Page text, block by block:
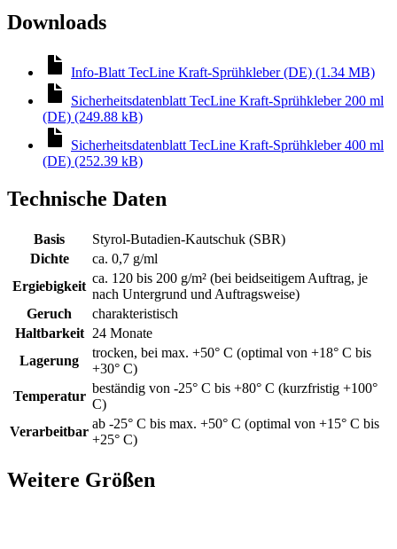
Downloads
Info-Blatt TecLine Kraft-Sprühkleber (DE) (1.34 MB)
Sicherheitsdatenblatt TecLine Kraft-Sprühkleber 200 ml
(DE) (249.88 kB)
Sicherheitsdatenblatt TecLine Kraft-Sprühkleber 400 ml
(DE) (252.39 kB)
Technische Daten
Basis
Styrol-Butadien-Kautschuk (SBR)
Dichte
ca. 0,7 g/ml
Ergiebigkeit
ca. 120 bis 200 g/m² (bei beidseitigem Auftrag, je
nach Untergrund und Auftragsweise)
Geruch
charakteristisch
Haltbarkeit
24 Monate
Lagerung
trocken, bei max. +50° C (optimal von +18° C bis
+30° C)
Temperatur
beständig von -25° C bis +80° C (kurzfristig +100°
C)
Verarbeitbar
ab -25° C bis max. +50° C (optimal von +15° C bis
+25° C)
Weitere Größen